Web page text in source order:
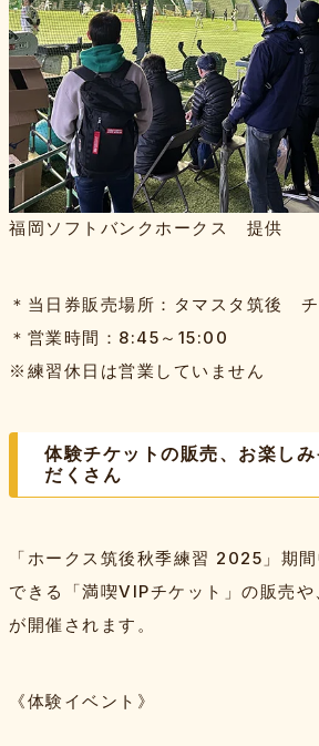
福岡ソフトバンクホークス 提供
＊当日券販売場所：タマスタ筑後
＊営業時間：8:45～15:00
※練習休日は営業していません
体験チケットの販売、お楽し
だくさん
「ホークス筑後秋季練習 2025」期
できる「満喫VIPチケット」の販売や
が開催されます。
《体験イベント》